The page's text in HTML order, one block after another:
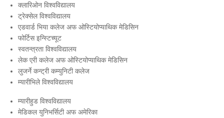
क्लारिओन विश्वविद्यालय
ट्रेक्सेल विश्वविद्यालय
एडवार्ड भिया कलेज अफ ओस्टियोप्याथिक मेडिसिन
फोर्टिस इन्स्टिच्यूट
स्वतन्त्रता विश्वविद्यालय
लेक एरी कलेज अफ ओस्टियोप्याथिक मेडिसिन
लुजर्ने कन्ट्री कम्युनिटी कलेज
म्यारीभिले विश्वविद्यालय
म्यारीहुड विश्वविद्यालय
मेडिकल युनिभर्सिटी अफ अमेरिका